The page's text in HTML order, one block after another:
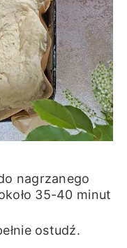
nagrzanego
35-40 minut
ostudź.